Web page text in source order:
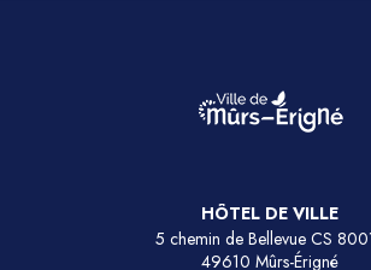
HÔTEL DE VILLE
5 chemin de Bellevue CS
49610 Mûrs-Érigné